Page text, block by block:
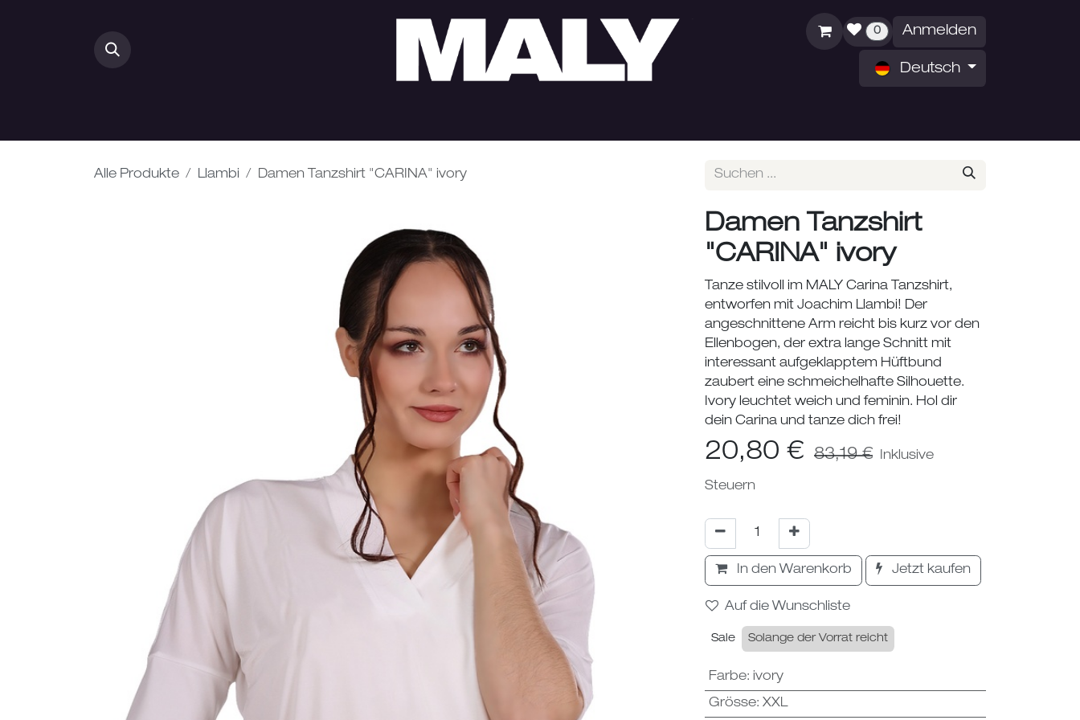
0 Anmelden
Deutsch
Alle Produkte Llambi Damen Tanzshirt "CARINA" ivory
Damen Tanzshirt
"CARINA" ivory
Tanze stilvoll im MALY Carina Tanzshirt,
entworfen mit Joachim Llambi! Der
angeschnittene Arm reicht bis kurz vor den
Ellenbogen, der extra lange Schnitt mit
interessant aufgeklapptem Hüftbund
zaubert eine schmeichelhafte Silhouette.
Ivory leuchtet weich und feminin. Hol dir
dein Carina und tanze dich frei!
20,80 € 83,19€ Inklusive
Steuern
In den Warenkorb Jetzt kaufen
Auf die Wunschliste
Sale Solange der Vorrat reicht
Farbe: ivory
Grösse: XXL